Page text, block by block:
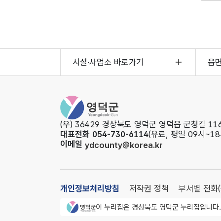
시설·사업소 바로가기 읍
영덕군청
(우) 36429 경상북도 영덕군 영덕읍 군청길
대표전화 054-730-6114(유료, 평일 09시
이메일 ydcounty@korea.kr
개인정보처리방침 저작권 정책
부서별 전화
영덕군청 로고이 누리집은 경상북도 영덕군 누리집입니다.